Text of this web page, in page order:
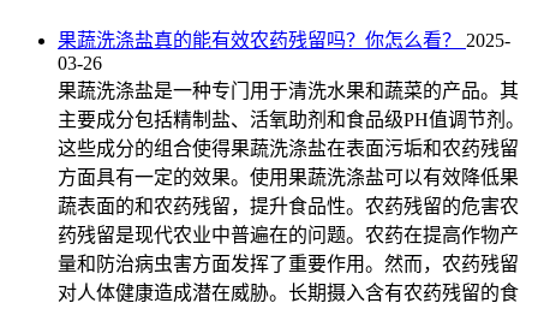
果蔬洗涤盐真的能有效农药残留吗？你怎么看？
2025-
03-26
果蔬洗涤盐是一种专门用于清洗水果和蔬菜的产品。其
主要成分包括精制盐、活氧助剂和食品级PH值调节剂。
这些成分的组合使得果蔬洗涤盐在表面污垢和农药残留
方面具有一定的效果。使用果蔬洗涤盐可以有效降低果
蔬表面的和农药残留，提升食品性。农药残留的危害农
药残留是现代农业中普遍在的问题。农药在提高作物产
量和防治病虫害方面发挥了重要作用。然而，农药残留
对人体健康造成潜在威胁。长期摄入含有农药残留的食